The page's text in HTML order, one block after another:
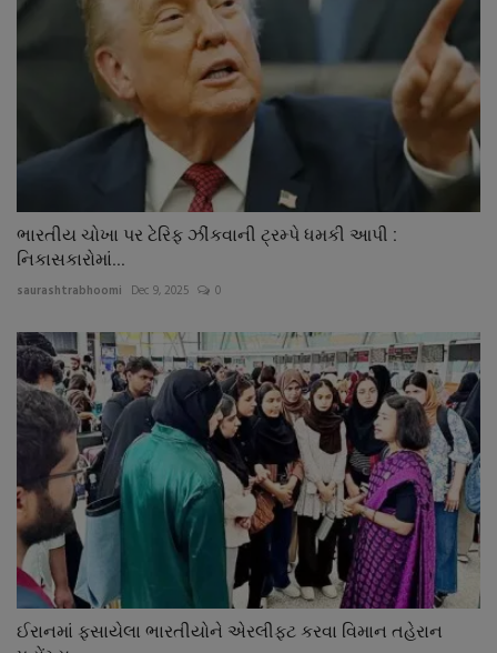
ભારતીય ચોખા પર ટેરિફ ઝીંકવાની ટ્રમ્પે ધમકી આપી :
નિકાસકારોમાં...
saurashtrabhoomi Dec 9, 2025 0
ઈરાનમાં ફસાયેલા ભારતીયોને એરલીફટ કરવા વિમાન તહેરાન